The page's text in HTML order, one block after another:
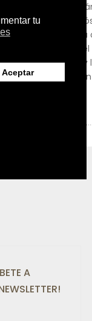
de Serenoa,
bienestar de la
no solo por
una acción en
vascular
su
A